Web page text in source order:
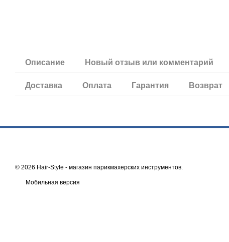
Описание Новый отзыв или комментарий
Доставка Оплата Гарантия Возврат
© 2026 Hair-Style - магазин парикмахерских инструментов.
Мобильная версия